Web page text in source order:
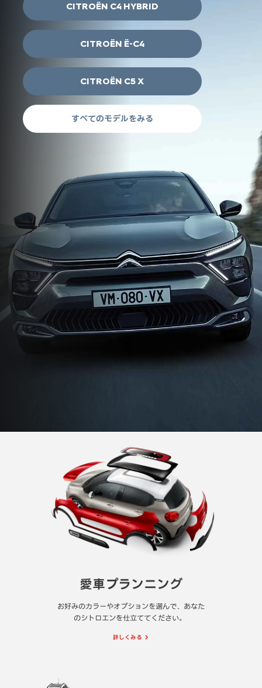
CITROËN C4 HYBRID
CITROËN Ë-C4
CITROËN C5 X
すべてのモデルをみる
愛車プランニング
お好みのカラーやオプションを選んで、あなた
のシトロエンを仕立ててください。
詳しくみる